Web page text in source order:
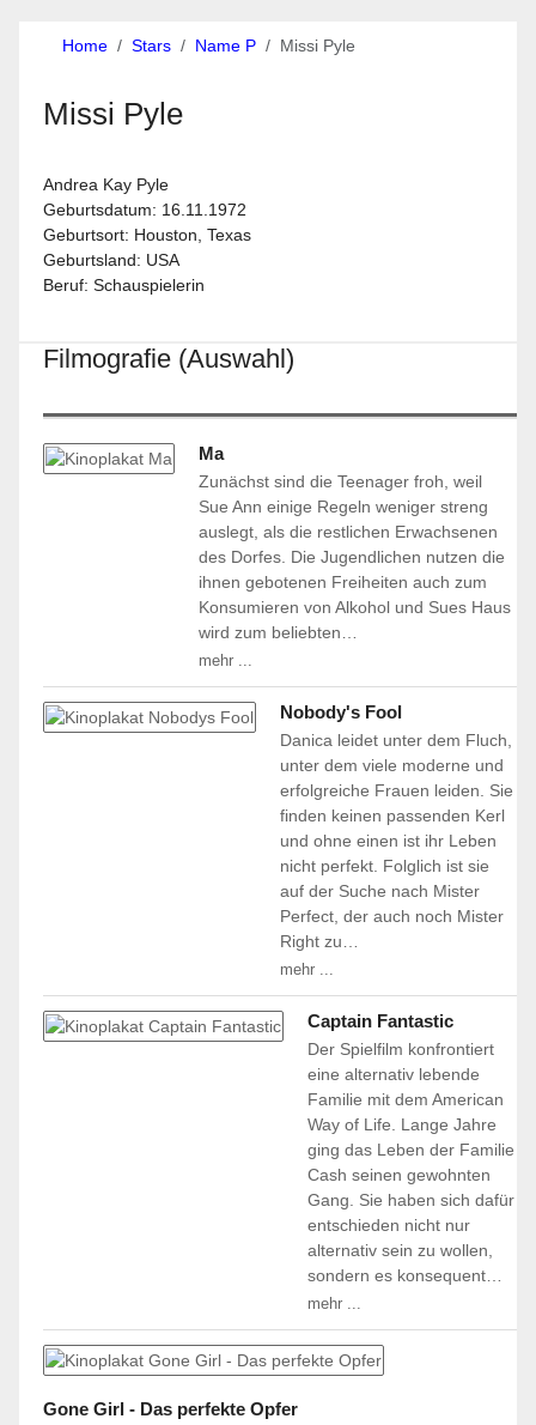
Home Stars Name P Missi Pyle
Missi Pyle
Andrea Kay Pyle
Geburtsdatum: 16.11.1972
Geburtsort: Houston, Texas
Geburtsland: USA
Beruf: Schauspielerin
Filmografie (Auswahl)
Ma
Zunächst sind die Teenager froh, weil
Sue Ann einige Regeln weniger streng
auslegt, als die restlichen Erwachsenen
des Dorfes. Die Jugendlichen nutzen die
ihnen gebotenen Freiheiten auch zum
Konsumieren von Alkohol und Sues Haus
wird zum beliebten…
mehr ...
Nobody's Fool
Danica leidet unter dem Fluch,
unter dem viele moderne und
erfolgreiche Frauen leiden. Sie
finden keinen passenden Kerl
und ohne einen ist ihr Leben
nicht perfekt. Folglich ist sie
auf der Suche nach Mister
Perfect, der auch noch Mister
Right zu…
mehr ...
Captain Fantastic
Der Spielfilm konfrontiert
eine alternativ lebende
Familie mit dem American
Way of Life. Lange Jahre
ging das Leben der Familie
Cash seinen gewohnten
Gang. Sie haben sich dafür
entschieden nicht nur
alternativ sein zu wollen,
sondern es konsequent…
mehr ...
Gone Girl - Das perfekte Opfer